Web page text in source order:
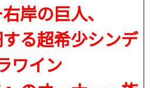
岸の巨人、
る超希少シンデ
ワイン